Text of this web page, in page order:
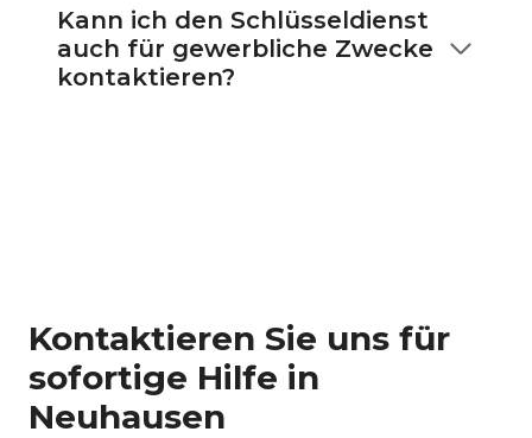
Kann ich den Schlüsseldienst
auch für gewerbliche Zwecke
kontaktieren?
Kontaktieren Sie uns für
sofortige Hilfe in
Neuhausen